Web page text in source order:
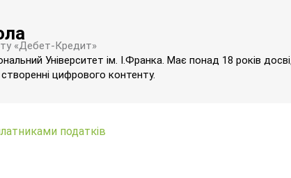
«Дебет-Кредит»
Університет ім. І.Франка. Має понад 18 років
створенні цифрового контенту.
податків